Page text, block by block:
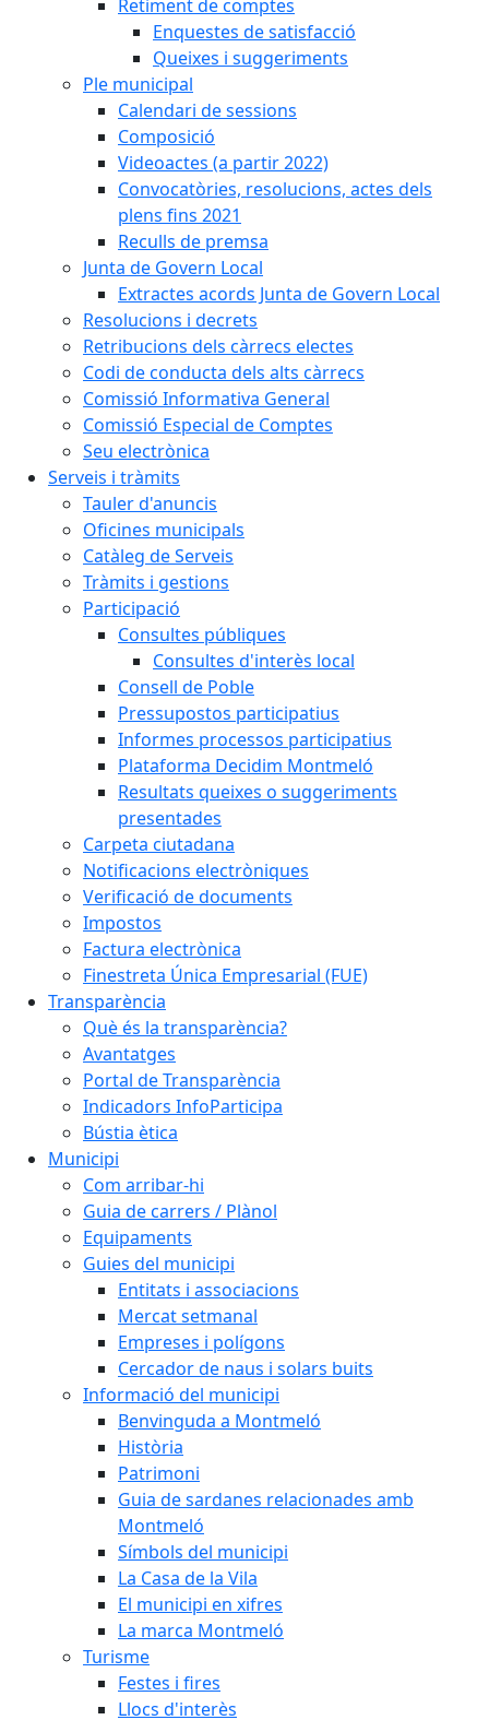
Retiment de comptes
Enquestes de satisfacció
Queixes i suggeriments
Ple municipal
Calendari de sessions
Composició
Videoactes (a partir 2022)
Convocatòries, resolucions, actes dels
plens fins 2021
Reculls de premsa
Junta de Govern Local
Extractes acords Junta de Govern Local
Resolucions i decrets
Retribucions dels càrrecs electes
Codi de conducta dels alts càrrecs
Comissió Informativa General
Comissió Especial de Comptes
Seu electrònica
Serveis i tràmits
Tauler d'anuncis
Oficines municipals
Catàleg de Serveis
Tràmits i gestions
Participació
Consultes públiques
Consultes d'interès local
Consell de Poble
Pressupostos participatius
Informes processos participatius
Plataforma Decidim Montmeló
Resultats queixes o suggeriments
presentades
Carpeta ciutadana
Notificacions electròniques
Verificació de documents
Impostos
Factura electrònica
Finestreta Única Empresarial (FUE)
Transparència
Què és la transparència?
Avantatges
Portal de Transparència
Indicadors InfoParticipa
Bústia ètica
Municipi
Com arribar-hi
Guia de carrers / Plànol
Equipaments
Guies del municipi
Entitats i associacions
Mercat setmanal
Empreses i polígons
Cercador de naus i solars buits
Informació del municipi
Benvinguda a Montmeló
Història
Patrimoni
Guia de sardanes relacionades amb
Montmeló
Símbols del municipi
La Casa de la Vila
El municipi en xifres
La marca Montmeló
Turisme
Festes i fires
Llocs d'interès